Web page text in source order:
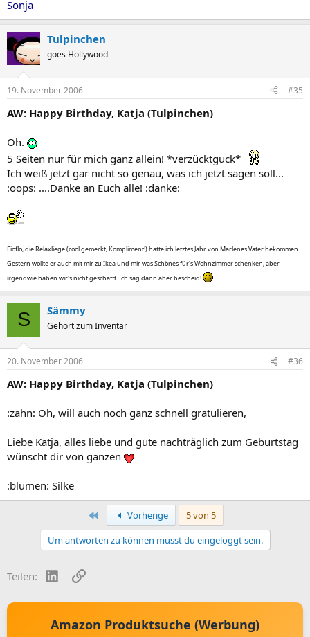
Sonja
Tulpinchen
goes Hollywood
19. November 2006 #35
AW: Happy Birthday, Katja (Tulpinchen)
Oh.
5 Seiten nur für mich ganz allein! *verzücktguck*
Ich weiß jetzt gar nicht so genau, was ich jetzt sagen soll...
:oops: ....Danke an Euch alle! :danke:
Fioflo, die Relaxliege (cool gemerkt, Kompliment!) hatte ich letztes Jahr von Marlenes Vater bekommen.
Gestern wollte er auch mit mir zu Ikea und mir was Schönes für's Wohnzimmer schenken, aber
irgendwie haben wir's nicht geschafft. Ich sag dann aber bescheid!
S Sämmy
Gehört zum Inventar
20. November 2006 #36
AW: Happy Birthday, Katja (Tulpinchen)
:zahn: Oh, will auch noch ganz schnell gratulieren,
Liebe Katja, alles liebe und gute nachträglich zum Geburtstag
wünscht dir von ganzen
:blumen: Silke
Erste Vorherige
5 von 5
Um antworten zu können musst du eingeloggt sein.
Teilen: LinkedInLink
Amazon Produktsuche (Werbung)